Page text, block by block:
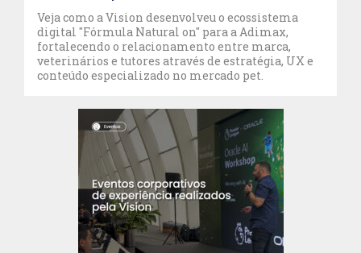
Veja como a Vision desenvolveu o ecossistema
digital "Fórmula Natural on" para a Adimax,
fortalecendo o relacionamento entre marca,
veterinários e tutores através de estratégia, UX e
conteúdo especializado no mercado pet.